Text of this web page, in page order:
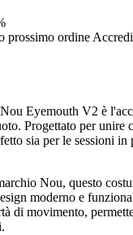
prossimo ordine
Eyemouth V2 è
Progettato per unire
sia per le sessioni in
Nou, questo
moderno e
di movimento,